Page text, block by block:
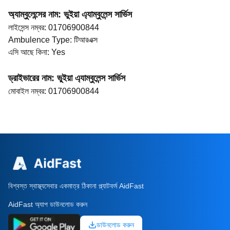
অ্যাম্বুলেন্সের নাম: ভুইয়া এ্যাম্বুলেন্স সার্ভিস
লাইসেন্স নম্বর: 01706900844
Ambulence Type: টিআরএক্স
এসি আছে কিনা: Yes
ড্রাইভারের নাম: ভুইয়া এ্যাম্বুলেন্স সার্ভিস
মোবাইল নম্বর: 01706900844
বিশ্বস্ত স্বাস্থ্যসেবার একমাত্র ঠিকানা প্ল্যাটফর্ম AidFast
AidFast অ্যাপ ডাউনলোড করুন
ডাউনলোড করুন